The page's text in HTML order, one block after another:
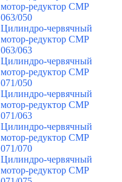
мотор-редуктор CMP
063/050
Цилиндро-червячный
мотор-редуктор CMP
063/063
Цилиндро-червячный
мотор-редуктор CMP
071/050
Цилиндро-червячный
мотор-редуктор CMP
071/063
Цилиндро-червячный
мотор-редуктор CMP
071/070
Цилиндро-червячный
мотор-редуктор CMP